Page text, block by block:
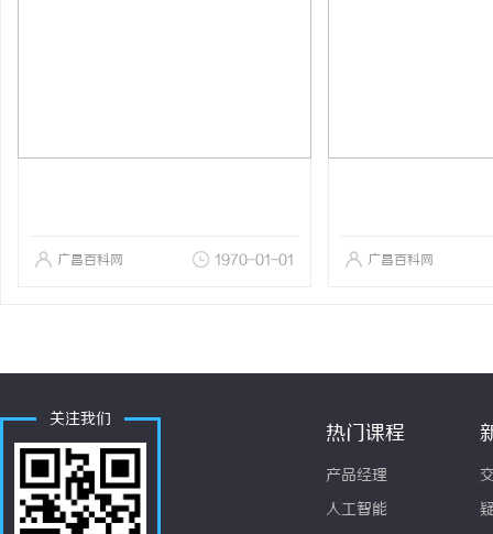
广昌百科网 1970-01-01 广昌百科网
关注我们
热门课程
产品经理
人工智能